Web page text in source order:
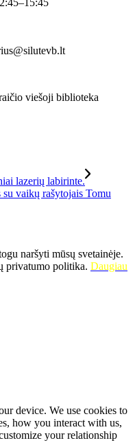
viešoji biblioteka
vaikų rašytojais Tomu
naršyti mūsų svetainėje.
privatumo politika. Daugiau
device. We use cookies to
how you interact with us,
your relationship